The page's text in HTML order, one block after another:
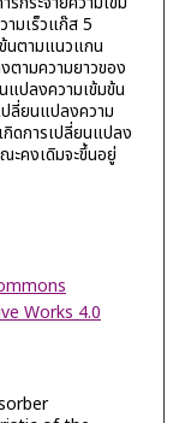
มเร็วแก๊ส 5
นตามแนวแกน
ตามความยาวของ
ปลงความเข้มข้น
ลี่ยนแปลงความ
ดการเปลี่ยนแปลง
ะคงเดิมจะขึ้นอยู่
Works 4.0